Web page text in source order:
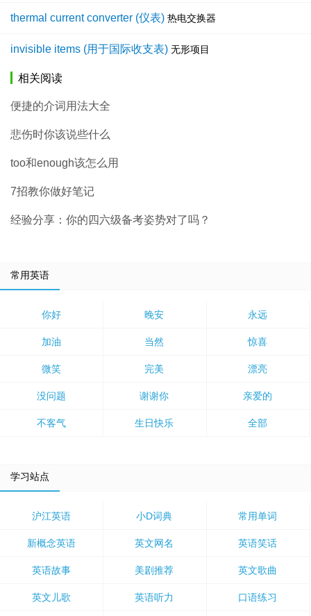
thermal current converter (仪表) 热电交换器
invisible items (用于国际收支表) 无形项目
相关阅读
便捷的介词用法大全
悲伤时你该说些什么
too和enough该怎么用
7招教你做好笔记
经验分享：你的四六级备考姿势对了吗？
常用英语
你好 晚安 永远
加油 当然 惊喜
微笑 完美 漂亮
没问题 谢谢你 亲爱的
不客气 生日快乐 全部
学习站点
沪江英语 小D词典 常用单词
新概念英语 英文网名 英语笑话
英语故事 美剧推荐 英文歌曲
英文儿歌 英语听力 口语练习